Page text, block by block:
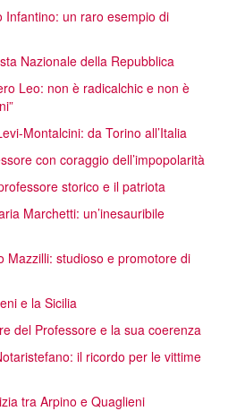
Infantino: un raro esempio di
Nazionale della Repubblica
Leo: non è radicalchic e non è
Montalcini: da Torino all’Italia
con coraggio dell’impopolarità
storico e il patriota
Marchetti: un’inesauribile
Mazzilli: studioso e promotore di
e la Sicilia
del Professore e la sua coerenza
il ricordo per le vittime
tra Arpino e Quaglieni